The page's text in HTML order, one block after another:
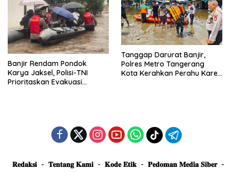
Banjir Rendam Pondok
Karya Jaksel, Polisi-TNI
Prioritaskan Evakuasi
Tanggap Darurat Banjir,
Polres Metro Tangerang
Kota Kerahkan Perahu Karet
𝐑𝐞𝐝𝐚𝐤𝐬𝐢 𝐓𝐞𝐧𝐭𝐚𝐧𝐠 𝐊𝐚𝐦𝐢 𝐊𝐨𝐝𝐞 𝐄𝐭𝐢𝐤
𝐏𝐞𝐝𝐨𝐦𝐚𝐧 𝐌𝐞𝐝𝐢𝐚 𝐒𝐢𝐛𝐞𝐫